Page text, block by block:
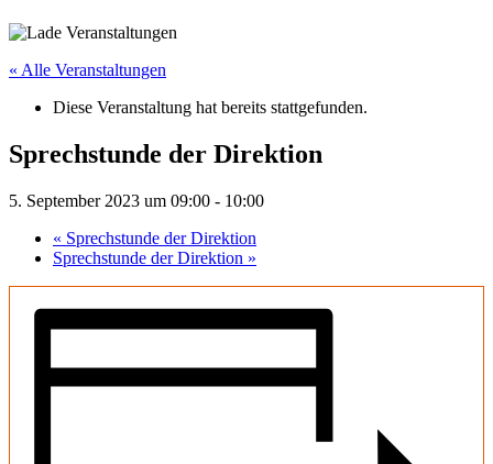
« Alle Veranstaltungen
Diese Veranstaltung hat bereits stattgefunden.
Sprechstunde der Direktion
5. September 2023 um 09:00 - 10:00
« Sprechstunde der Direktion
Sprechstunde der Direktion »